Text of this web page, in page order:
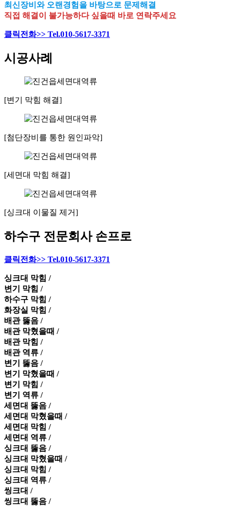
최신장비와 오랜경험을 바탕으로 문제해결
직접 해결이 불가능하다 싶을때 바로 연락주세요
클릭전화>> Tel.010-5617-3371
시공사례
[변기 막힘 해결]
[첨단장비를 통한 원인파악]
[세면대 막힘 해결]
[싱크대 이물질 제거]
하수구 전문회사 손프로
클릭전화>> Tel.010-5617-3371
싱크대 막힘 /
변기 막힘 /
하수구 막힘 /
화장실 막힘 /
배관 뚫음 /
배관 막혔을때 /
배관 막힘 /
배관 역류 /
변기 뚫음 /
변기 막혔을때 /
변기 막힘 /
변기 역류 /
세면대 뚫음 /
세면대 막혔을때 /
세면대 막힘 /
세면대 역류 /
싱크대 뚫음 /
싱크대 막혔을때 /
싱크대 막힘 /
싱크대 역류 /
씽크대 /
씽크대 뚫음 /